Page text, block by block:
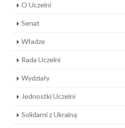
O Uczelni
Senat
Władze
Rada Uczelni
Wydziały
Jednostki Uczelni
Solidarni z Ukrainą